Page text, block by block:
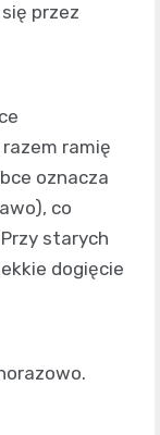
przez
ramię
oznacza
co
starych
dogięcie